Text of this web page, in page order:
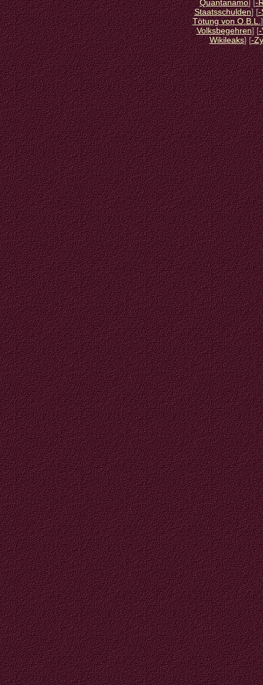
Quantanamo] [-
Staatsschulden] [-
Tötung von O.B.L.
Volksbegehren] [-
Wikileaks] [-